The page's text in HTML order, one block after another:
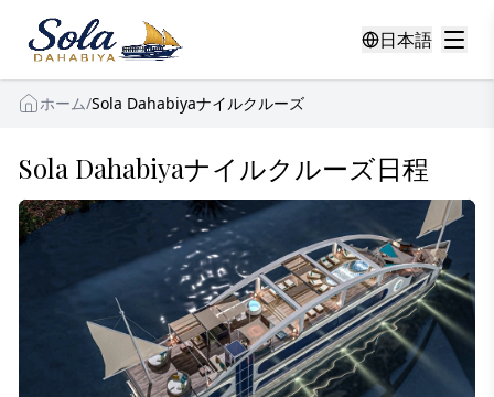
日本語
ホーム/Sola Dahabiyaナイルクルーズ
Sola Dahabiyaナイルクルーズ日程